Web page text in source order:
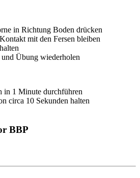
in Richtung Boden drücken
mit den Fersen bleiben
und Übung wiederholen
in 1 Minute durchführen
circa 10 Sekunden halten
BBP